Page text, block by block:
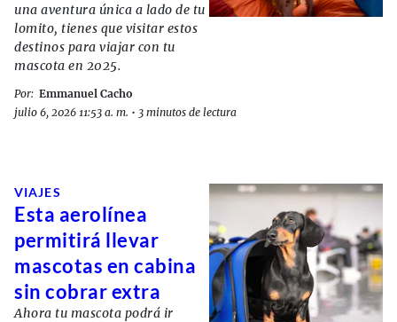
una aventura única a lado de tu
lomito, tienes que visitar estos
destinos para viajar con tu
mascota en 2025.
Por: Emmanuel Cacho
julio 6, 2026 11:53 a. m. • 3 minutos de lectura
VIAJES
Esta aerolínea
permitirá llevar
mascotas en cabina
sin cobrar extra
Ahora tu mascota podrá ir